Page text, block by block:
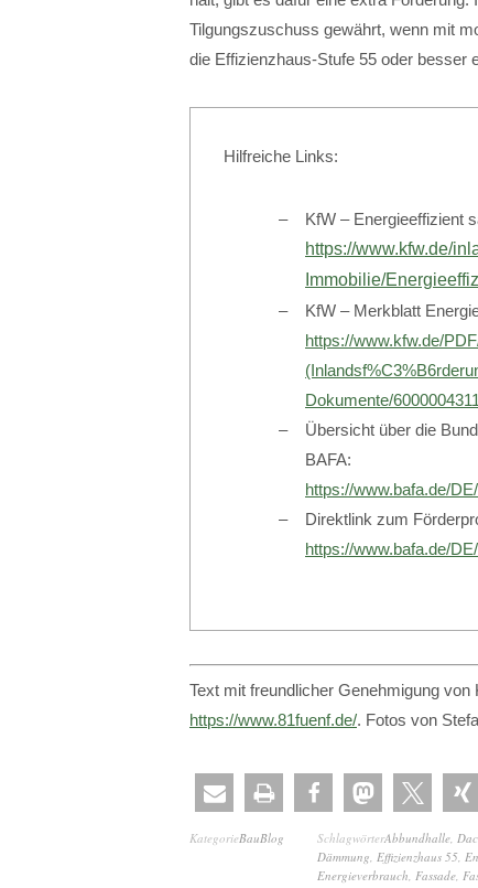
Tilgungszuschuss gewährt, wenn mit
die Effizienzhaus-Stufe 55 oder besser
Hilfreiche Links:
KfW – Energieeffizient
https://www.kfw.de/
Immobilie/
KfW – Merkblatt
https://www.kfw.de/
Dokumente/
Übersicht über die
BAFA:
https://www.bafa.de/
Direktlink zum
https://www.bafa.de/
Text mit freundlicher Genehmigung
https://www.81fuenf.de/. Fotos von
KategorieBauBlog SchlagwörterAbbundhalle
Dämmung Effizienzhaus 55
Energieverbrauch Fassade